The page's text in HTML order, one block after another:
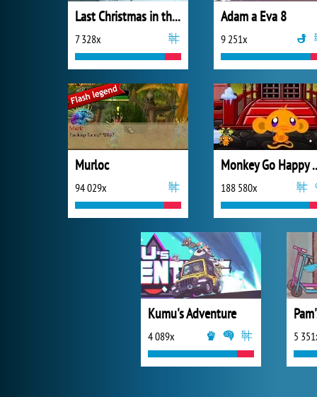
Last Christmas in the Cabin
7 328x
Adam a Eva 8
9 251x
Murloc
94 029x
Monkey
188 580x
Kumu's Adventure
4 089x 5